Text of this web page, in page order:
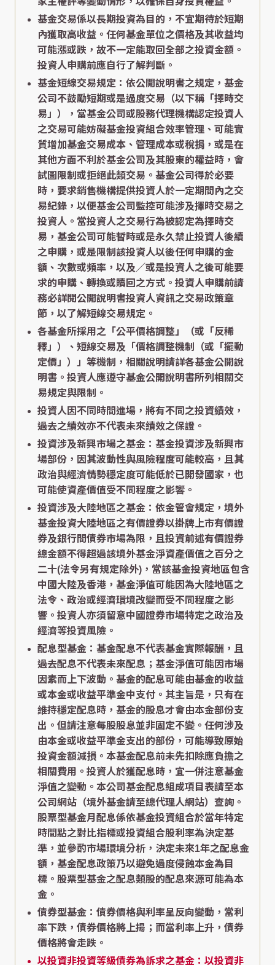
基金交易係以長期投資為目的，不宜期待於短期
內獲取高收益。任何基金單位之價格及其收益均
可能漲或跌，故不一定能取回全部之投資金額。
投資人申購前應自行了解判斷。
基金短線交易規定：依公開說明書之規定，基金
公司不鼓勵短期或是過度交易（以下稱「擇時交
易」），當基金公司或股務代理機構認定投資人
之交易可能妨礙基金投資組合效率管理、可能實
質增加基金交易成本、管理成本或稅捐，或是在
其他方面不利於基金公司及其股東的權益時，會
試圖限制或拒絕此類交易。基金公司得於必要
時，要求銷售機構提供投資人於一定期間內之交
易紀錄，以便基金公司監控可能涉及擇時交易之
投資人。當投資人之交易行為被認定為擇時交
易，基金公司可能暫時或是永久禁止投資人後續
之申購，或是限制該投資人以後任何申購的金
額、次數或頻率，以及／或是投資人之後可能要
求的申購、轉換或贖回之方式。投資人申購前請
務必詳閱公開說明書投資人資訊之交易政策章
節，以了解短線交易規定。
各基金所採用之「公平價格調整」（或「反稀
釋」）、短線交易及「價格調整機制（或「擺動
定價」）」等機制，相關說明請詳各基金公開說
明書。投資人應遵守基金公開說明書所列相關交
易規定與限制。
投資人因不同時間進場，將有不同之投資績效，
過去之績效亦不代表未來績效之保證。
投資涉及新興市場之基金：基金投資涉及新興市
場部份，因其波動性與風險程度可能較高，且其
政治與經濟情勢穩定度可能低於已開發國家，也
可能使資產價值受不同程度之影響。
投資涉及大陸地區之基金：依金管會規定，境外
基金投資大陸地區之有價證券以掛牌上市有價證
券及銀行間債券市場為限，且投資前述有價證券
總金額不得超過該境外基金淨資產價值之百分之
二十(法令另有規定除外)，當該基金投資地區包含
中國大陸及香港，基金淨值可能因為大陸地區之
法令、政治或經濟環境改變而受不同程度之影
響。投資人亦須留意中國證券市場特定之政治及
經濟等投資風險。
配息型基金：基金配息不代表基金實際報酬，且
過去配息不代表未來配息；基金淨值可能因市場
因素而上下波動。基金的配息可能由基金的收益
或本金或收益平準金中支付。其主旨是，只有在
維持穩定配息時，基金的股息才會由本金部份支
出。但請注意每股股息並非固定不變。任何涉及
由本金或收益平準金支出的部份，可能導致原始
投資金額減損。本基金配息前未先扣除應負擔之
相關費用。投資人於獲配息時，宜一併注意基金
淨值之變動。本公司基金配息組成項目表請至本
公司網站（境外基金請至總代理人網站）查詢。
股票型基金月配息係依基金投資組合於當年特定
時間點之對比指標或投資組合股利率為決定基
準，並參酌市場環境分析，決定未來1年之配息金
額，基金配息政策乃以避免過度侵蝕本金為目
標。股票型基金之配息類股的配息來源可能為本
金。
債券型基金：債券價格與利率呈反向變動，當利
率下跌，債券價格將上揚；而當利率上升，債券
價格將會走跌。
以投資非投資等級債券為訴求之基金：以投資非